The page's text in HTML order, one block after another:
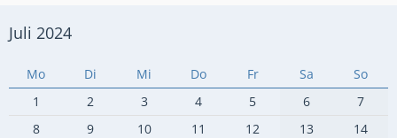
Juli 2024
Mo Di Mi Do Fr Sa
So
1
2 3 4 5 6
7
8
9 10 11 12 13
14